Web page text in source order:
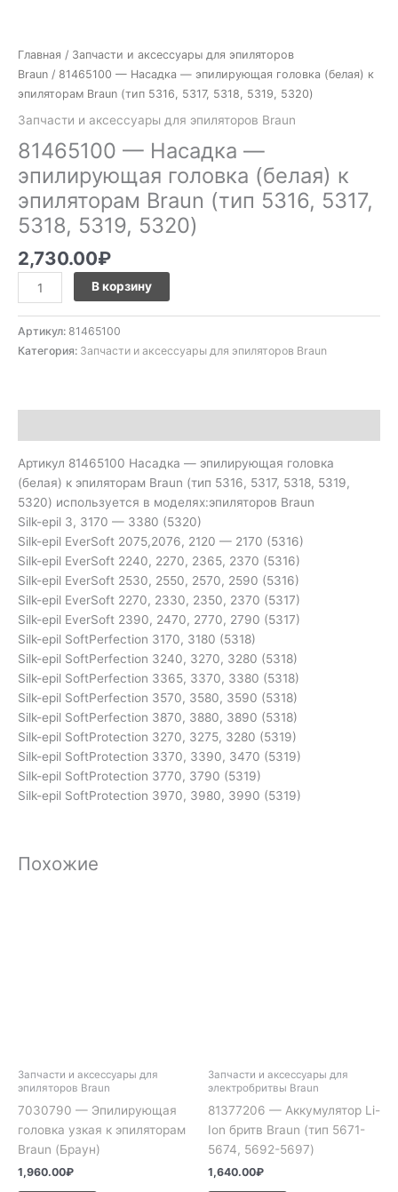
Главная / Запчасти и аксессуары для эпиляторов
Braun / 81465100 — Насадка — эпилирующая головка (белая) к
эпиляторам Braun (тип 5316, 5317, 5318, 5319, 5320)
Запчасти и аксессуары для эпиляторов Braun
81465100 — Насадка —
эпилирующая головка (белая) к
эпиляторам Braun (тип 5316, 5317,
5318, 5319, 5320)
2,730.00₽
5319,
5320)
В корзину
Артикул: 81465100
Категория: Запчасти и аксессуары для эпиляторов Braun
Артикул 81465100 Насадка — эпилирующая головка
(белая) к эпиляторам Braun (тип 5316, 5317, 5318, 5319,
5320) используется в моделях:эпиляторов Braun
Silk-epil 3, 3170 — 3380 (5320)
Silk-epil EverSoft 2075,2076, 2120 — 2170 (5316)
Silk-epil EverSoft 2240, 2270, 2365, 2370 (5316)
Silk-epil EverSoft 2530, 2550, 2570, 2590 (5316)
Silk-epil EverSoft 2270, 2330, 2350, 2370 (5317)
Silk-epil EverSoft 2390, 2470, 2770, 2790 (5317)
Silk-epil SoftPerfection 3170, 3180 (5318)
Silk-epil SoftPerfection 3240, 3270, 3280 (5318)
Silk-epil SoftPerfection 3365, 3370, 3380 (5318)
Silk-epil SoftPerfection 3570, 3580, 3590 (5318)
Silk-epil SoftPerfection 3870, 3880, 3890 (5318)
Silk-epil SoftProtection 3270, 3275, 3280 (5319)
Silk-epil SoftProtection 3370, 3390, 3470 (5319)
Silk-epil SoftProtection 3770, 3790 (5319)
Silk-epil SoftProtection 3970, 3980, 3990 (5319)
Похожие
Запчасти и аксессуары для
эпиляторов Braun
7030790 — Эпилирующая
головка узкая к эпиляторам
Braun (Браун)
1,960.00₽
Запчасти и аксессуары для
электробритвы Braun
81377206 — Аккумулятор Li-
Ion бритв Braun (тип 5671-
5674, 5692-5697)
1,640.00₽